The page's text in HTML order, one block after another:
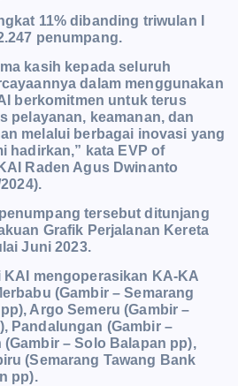
11% dibanding triwulan I
penumpang.
kasih kepada seluruh
dalam menggunakan
berkomitmen untuk terus
pelayanan, keamanan, dan
melalui berbagai inovasi yang
hadirkan,” kata EVP of
Raden Agus Dwinanto
tersebut ditunjang
Grafik Perjalanan Kereta
Juni 2023.
KAI mengoperasikan KA-KA
(Gambir – Semarang
Argo Semeru (Gambir –
Pandalungan (Gambir –
– Solo Balapan pp),
(Semarang Tawang Bank
pp).